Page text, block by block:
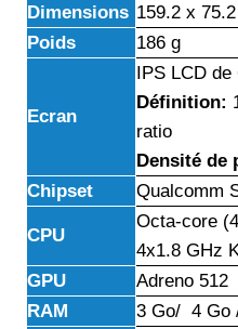
Dimensions 159.2 x
Poids
186 g
Ecran
IPS LCD de
Définition:
ratio
Densité de
Chipset
Qualcomm
CPU
Octa-core
4x1.8 GHz
GPU
Adreno 512
RAM
3 Go/ 4 Go